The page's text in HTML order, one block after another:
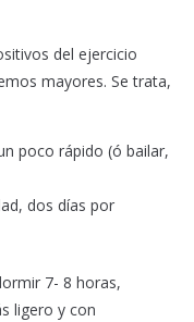
del ejercicio
mayores. Se trata,
poco rápido (ó bailar,
dos días por
7- 8 horas,
ligero y con